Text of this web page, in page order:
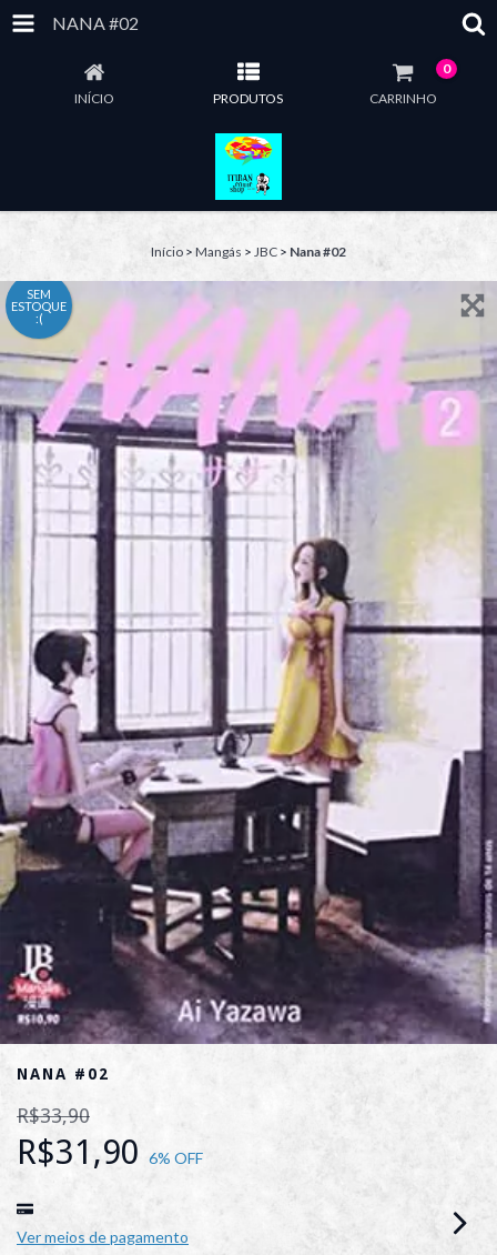
NANA #02
INÍCIO PRODUTOS CARRINHO
0
Início > Mangás > JBC > Nana #02
SEM
ESTOQUE
:(
NANA #02
R$33,90
R$31,90 6% OFF
Ver meios de pagamento